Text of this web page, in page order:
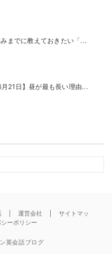
までに教えておきたい「...
月21日】昼が最も長い理由...
運営会社
サイトマッ
ーポリシー
英会話ブログ